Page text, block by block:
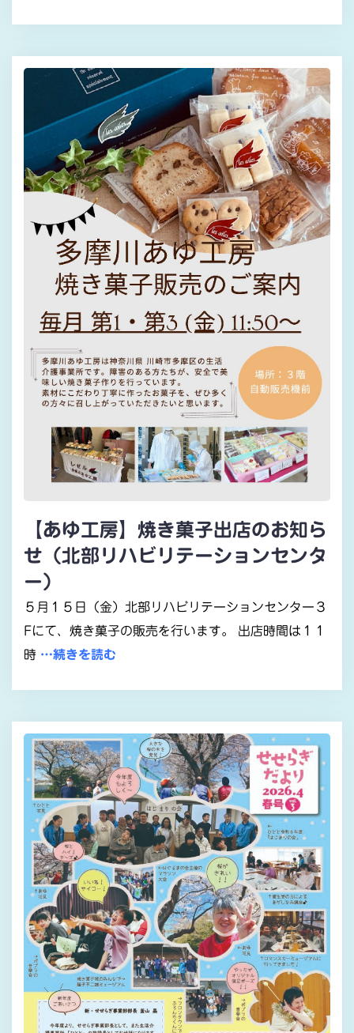
【あゆ工房】焼き菓子出店のお知ら
せ（北部リハビリテーションセンタ
ー）
５月１５日（金）北部リハビリテーションセンター３
Fにて、焼き菓子の販売を行います。 出店時間は１１
時 …続きを読む